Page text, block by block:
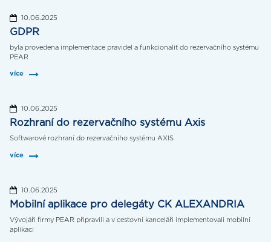
10.06.2025
GDPR
byla provedena implementace pravidel a funkcionalit do rezervačního systému
PEAR
více
10.06.2025
Rozhraní do rezervačního systému Axis
Softwarové rozhraní do rezervačního systému AXIS
více
10.06.2025
Mobilní aplikace pro delegáty CK ALEXANDRIA
Vývojáři firmy PEAR připravili a v cestovní kanceláři implementovali mobilní
aplikaci